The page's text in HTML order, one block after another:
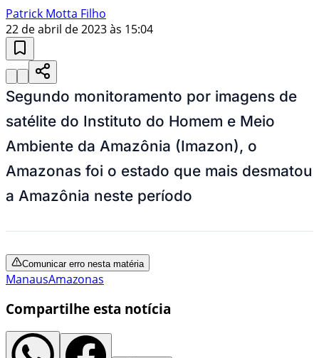
Patrick Motta Filho
22 de abril de 2023 às 15:04
Segundo monitoramento por imagens de
satélite do Instituto do Homem e Meio
Ambiente da Amazônia (Imazon), o
Amazonas foi o estado que mais desmatou
a Amazônia neste período
Comunicar erro nesta matéria
ManausAmazonas
Compartilhe esta notícia